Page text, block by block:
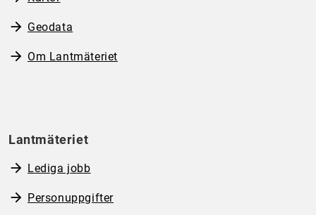
Geodata
Om Lantmäteriet
Lantmäteriet
Lediga jobb
Personuppgifter